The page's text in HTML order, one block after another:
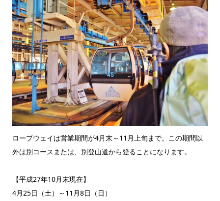
ロープウェイは営業期間が4月末～11月上旬まで。この期間以
外は別コースまたは、別登山道から登ることになります。
【平成27年10月末現在】
4月25日（土）～11月8日（日）